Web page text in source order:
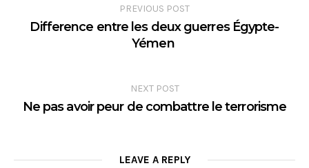
PREVIOUS POST
Difference entre les deux guerres Égypte-
Yémen
NEXT POST
Ne pas avoir peur de combattre le terrorisme
LEAVE A REPLY